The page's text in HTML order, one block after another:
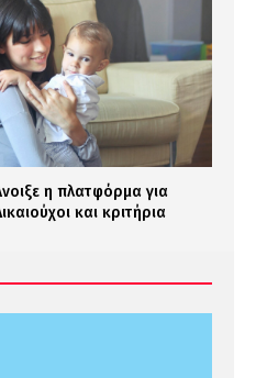
η πλατφόρμα για
και κριτήρια